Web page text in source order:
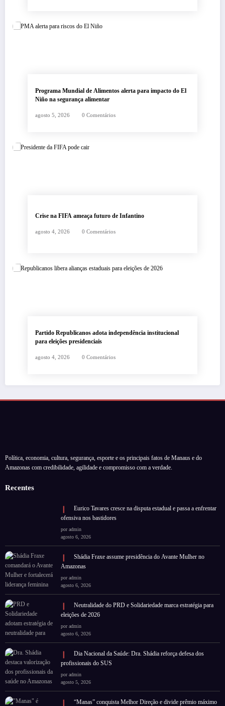
Programa Mundial de Alimentos alerta para impacto do El
Niño na segurança alimentar
agosto 5, 2026 0 Comentários
Crise na FIFA ameaça futuro de Infantino
agosto 4, 2026 0 Comentários
Partido Republicanos adota independência institucional
para eleições presidenciais
agosto 4, 2026 0 Comentários
Política, economia, cultura, segurança, esporte e os principais fatos de Manaus e do
Amazonas com credibilidade, agilidade e compromisso com a verdade.
Recentes
Eurico Tavares cresce na disputa estadual e passa a enfrentar
ofensiva nos bastidores
por admin
agosto 6, 2026
Shádia Fraxe assume presidência do Avante Mulher no
Amazonas
por admin
agosto 6, 2026
Neutralidade do PRD e Solidariedade marca estratégia para
eleições de 2026
por admin
agosto 6, 2026
Dia Nacional da Saúde: Dra. Shádia reforça defesa dos
profissionais do SUS
por admin
agosto 5, 2026
“Manas” conquista Melhor Direção e divide prêmio máximo